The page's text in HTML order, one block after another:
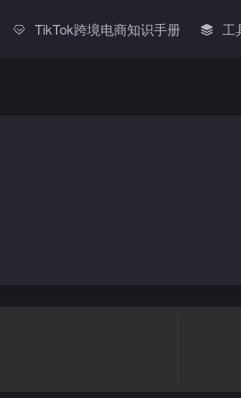
TikTok跨境电商知识手册 工